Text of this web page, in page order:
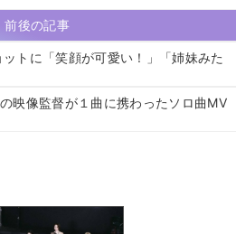
前後の記事
トに「笑顔が可愛い！」「姉妹みた
映像監督が１曲に携わったソロ曲MV